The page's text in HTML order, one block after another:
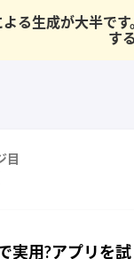
る生成が大半で
す
目
実用?アプリを